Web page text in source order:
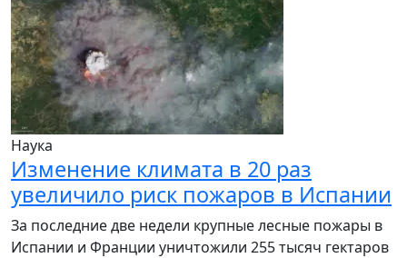
Наука
Изменение климата в 20 раз
увеличило риск пожаров в Испании
За последние две недели крупные лесные пожары в
Испании и Франции уничтожили 255 тысяч гектаров